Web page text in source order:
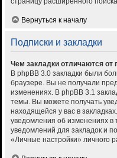
Вернуться к началу
Подписки и закладки
Чем закладки отличаются от
В phpBB 3.0 закладки были
браузере. Вы не получали
изменениях. В phpBB 3.1
темы. Вы можете получать
находящейся у вас в
уведомления об изменениях
уведомлений для закладок и
«Личные настройки» личного